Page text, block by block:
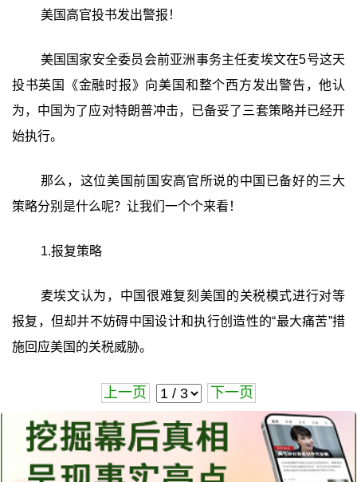
美国高官投书发出警报！
美国国家安全委员会前亚洲事务主任麦埃文在5号这天
投书英国《金融时报》向美国和整个西方发出警告，他认
为，中国为了应对特朗普冲击，已备妥了三套策略并已经开
始执行。
那么，这位美国前国安高官所说的中国已备好的三大
策略分别是什么呢？让我们一个个来看！
1.报复策略
麦埃文认为，中国很难复刻美国的关税模式进行对等
报复，但却并不妨碍中国设计和执行创造性的“最大痛苦”措
施回应美国的关税威胁。
上一页 下一页